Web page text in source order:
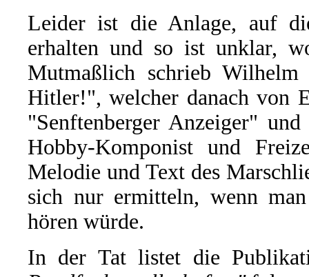
Leider ist die Anlage, auf
erhalten und so ist unklar,
Mutmaßlich schrieb
Hitler!", welcher danach von
"Senftenberger Anzeiger"
Hobby-Komponist und
Melodie und Text des
sich nur ermitteln, wenn
hören würde.
In der Tat listet die